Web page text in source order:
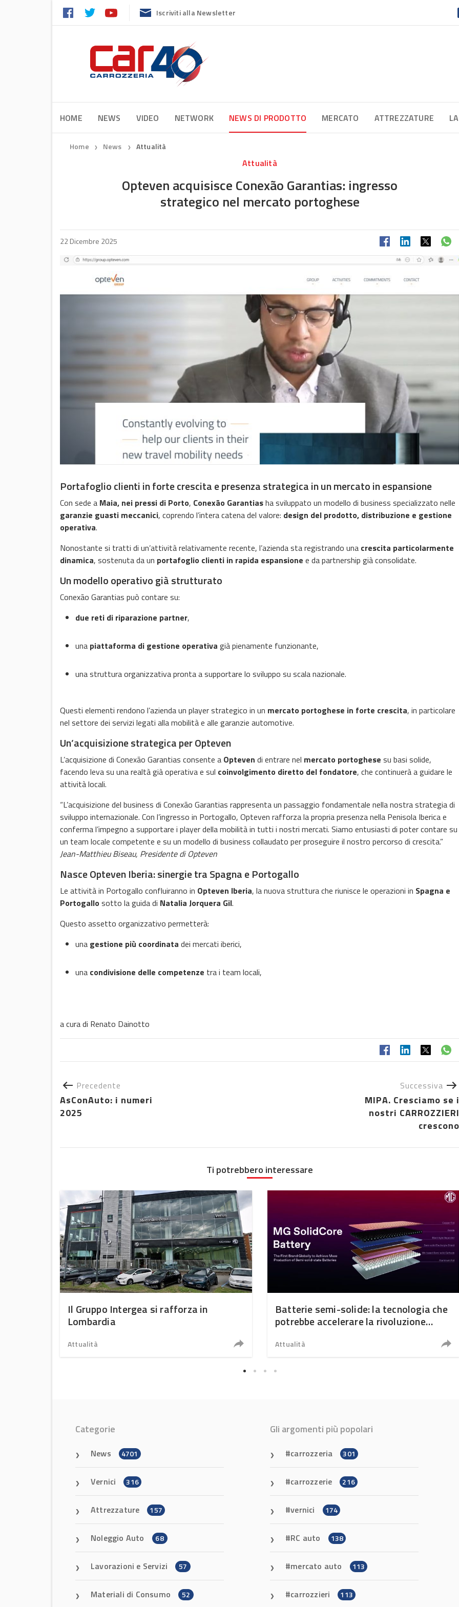
Iscriviti alla Newsletter
HOME NEWS VIDEO NETWORK NEWS DI PRODOTTO MERCATO ATTREZZATURE
Home ❯ News ❯ Attualità
Attualità
Opteven acquisisce Conexão Garantias: ingresso
strategico nel mercato portoghese
22 Dicembre 2025
Portafoglio clienti in forte crescita e presenza strategica in un mercato in espansione
Con sede a Maia, nei pressi di Porto, Conexão Garantiasha sviluppato un modello di business specializzato nelle
garanzie guasti meccanici, coprendo l’intera catena del valore: design del prodotto, distribuzione e gestione
operativa.
Nonostante si tratti di un’attività relativamente recente, l’azienda sta registrando una crescita particolarmente
dinamica, sostenuta da un portafoglio clienti in rapida espansione e da partnership già consolidate.
Un modello operativo già strutturato
Conexão Garantias può contare su:
due reti di riparazione partner,
una piattaforma di gestione operativa già pienamente funzionante,
una struttura organizzativa pronta a supportare lo sviluppo su scala nazionale.
Questi elementi rendono l’azienda un player strategico in un mercato portoghese in forte crescita, in particolare
nel settore dei servizi legati alla mobilità e alle garanzie automotive.
Un’acquisizione strategica per Opteven
L’acquisizione di Conexão Garantias consente a Opteven di entrare nel mercato portoghese su basi solide,
facendo leva su una realtà già operativa e sul coinvolgimento diretto del fondatore, che continuerà a guidare le
attività locali.
“L’acquisizione del business di Conexão Garantias rappresenta un passaggio fondamentale nella nostra strategia di
sviluppo internazionale. Con l’ingresso in Portogallo, Opteven rafforza la propria presenza nella Penisola Iberica e
conferma l’impegno a supportare i player della mobilità in tutti i nostri mercati. Siamo entusiasti di poter contare su
un team locale competente e su un modello di business collaudato per proseguire il nostro percorso di crescita.”
Jean-Matthieu Biseau, Presidente di Opteven
Nasce Opteven Iberia: sinergie tra Spagna e Portogallo
Le attività in Portogallo confluiranno in Opteven Iberia, la nuova struttura che riunisce le operazioni in Spagna e
Portogallo sotto la guida di Natalia Jorquera Gil.
Questo assetto organizzativo permetterà:
una gestione più coordinata dei mercati iberici,
una condivisione delle competenze tra i team locali,
a cura di Renato Dainotto
Precedente
AsConAuto: i numeri
2025
Successiva
MIPA. Cresciamo se i
nostri CARROZZIERI
crescono
Ti potrebbero interessare
Il Gruppo Intergea si rafforza in
Lombardia
Attualità
Batterie semi-solide: la tecnologia che
potrebbe accelerare la rivoluzione
Attualità
Categorie
News 4701
Vernici 316
Attrezzature 157
Noleggio Auto 68
Lavorazioni e Servizi 57
Materiali di Consumo 52
Gli argomenti più popolari
carrozzeria 301
carrozzerie 216
vernici 174
RC auto 138
mercato auto 113
carrozzieri 113